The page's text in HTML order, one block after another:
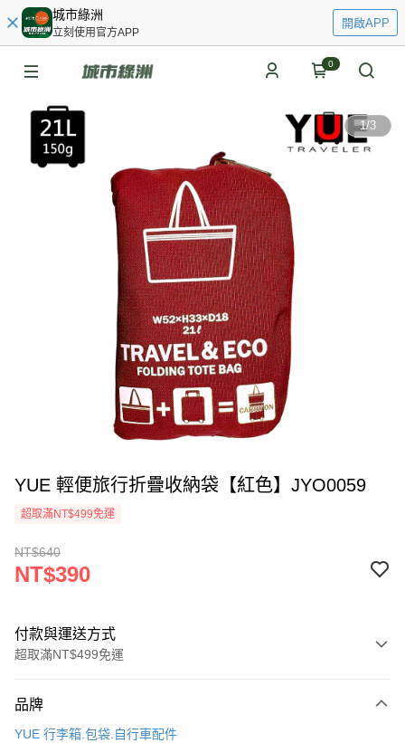
城市綠洲
立刻使用官方APP
開啟APP
0
1/3
YUE 輕便旅行折疊收納袋【紅色】JYO0059
超取滿NT$499免運
NT$640
NT$390
付款與運送方式
超取滿NT$499免運
信用卡一次付款
品牌
YUE 行李箱.包袋.自行車配件